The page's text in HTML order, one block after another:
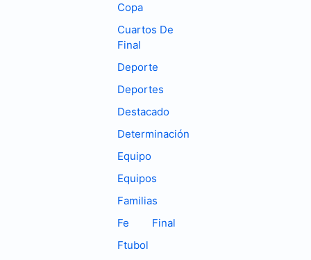
Copa
Cuartos De
Final
Deporte
Deportes
Destacado
Determinación
Equipo
Equipos
Familias
Fe
Final
Ftubol